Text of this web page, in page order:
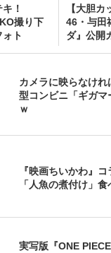
！
撮り下
ト
【大胆
46・与田
ダ』公開
カメラに映らなけ
型コンビニ「ギガマ
ｗ
『映画ちいかわ』
「人魚の煮付け」
実写版『ONE